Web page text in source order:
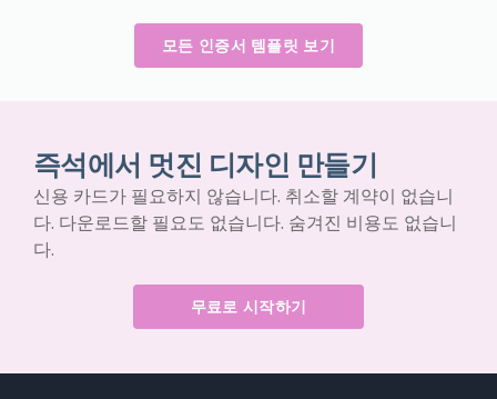
모든 인증서 템플릿 보기
즉석에서 멋진 디자인 만들기
신용 카드가 필요하지 않습니다. 취소할 계약이 없습니
다. 다운로드할 필요도 없습니다. 숨겨진 비용도 없습니
다.
무료로 시작하기